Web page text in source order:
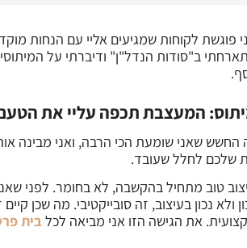
פוגשת לקוחות שמגיעים אליי עם הנחות
ב"סודות הנדל"ן" ודיברתי על
המעצבת תכפה עליי את
החשש שאני שומעת הכי הרבה, ואני מבינה
שלכם לחלל שעובד.
טוב מתחיל בהקשבה, לא בחומר. לפני
ולא נכון בעיצוב, זה סובייקטיבי. מה שכן
את הגישה הזו אני מביאה לכלבית